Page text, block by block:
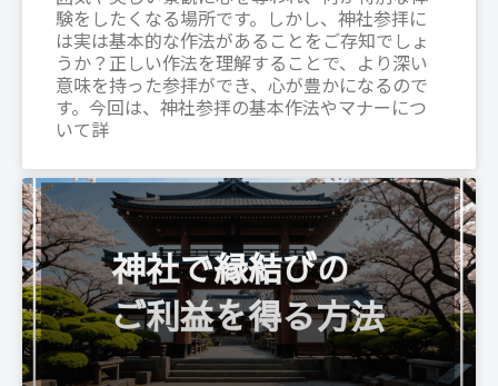
験をしたくなる場所です。しかし、神社参拝に
は実は基本的な作法があることをご存知でしょ
うか？正しい作法を理解することで、より深い
意味を持った参拝ができ、心が豊かになるので
す。今回は、神社参拝の基本作法やマナーにつ
いて詳